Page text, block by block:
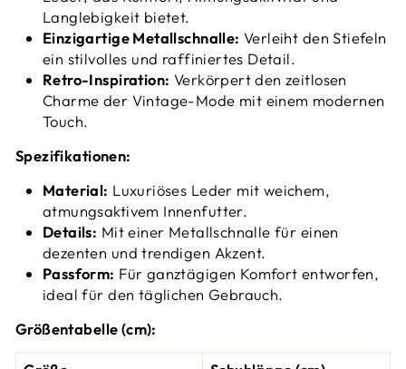
Langlebigkeit bietet.
Einzigartige Metallschnalle: Verleiht den Stiefeln
ein stilvolles und raffiniertes Detail.
Retro-Inspiration: Verkörpert den zeitlosen
Charme der Vintage-Mode mit einem modernen
Touch.
Spezifikationen:
Material: Luxuriöses Leder mit weichem,
atmungsaktivem Innenfutter.
Details: Mit einer Metallschnalle für einen
dezenten und trendigen Akzent.
Passform: Für ganztägigen Komfort entworfen,
ideal für den täglichen Gebrauch.
Größentabelle (cm):